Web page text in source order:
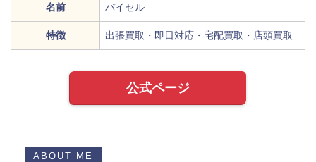
名前 バイセル
特徴 出張買取・即日対応・宅配買取・店頭買取
公式ページ
ABOUT ME